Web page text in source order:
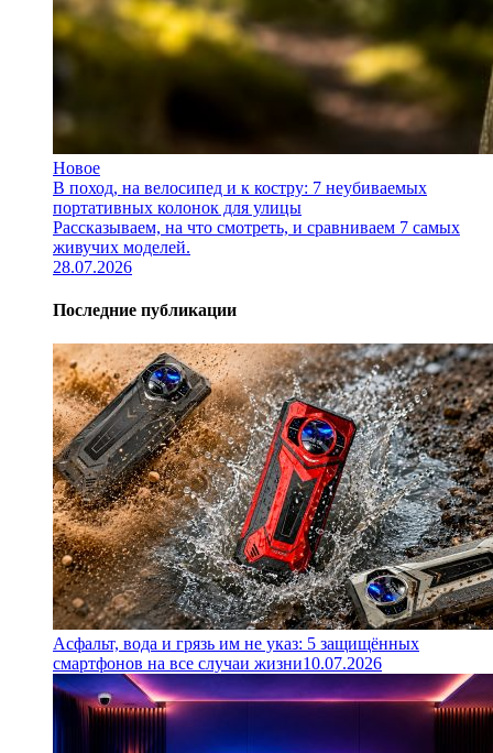
Новое
В поход, на велосипед и к костру: 7 неубиваемых
портативных колонок для улицы
Рассказываем, на что смотреть, и сравниваем 7 самых
живучих моделей.
28.07.2026
Последние публикации
Асфальт, вода и грязь им не указ: 5 защищённых
смартфонов на все случаи жизни10.07.2026